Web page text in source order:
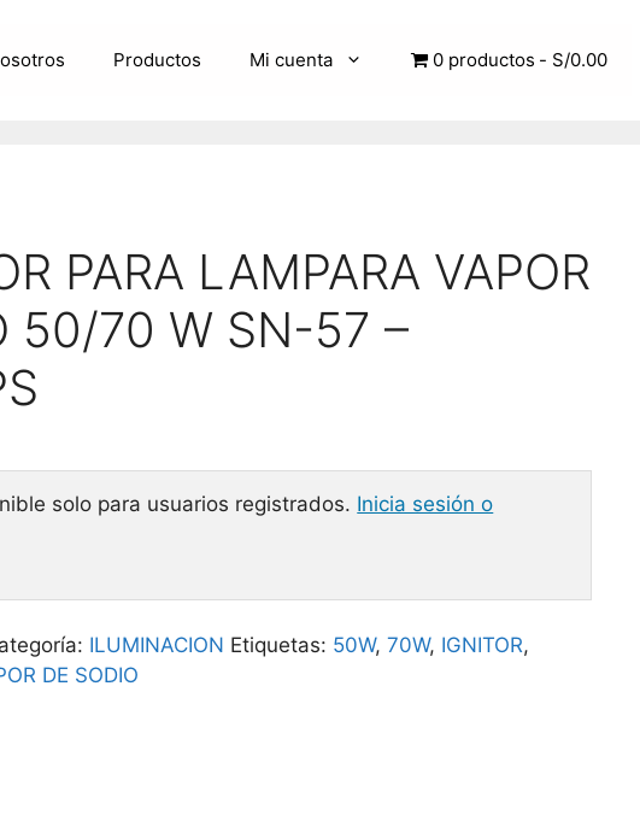
Productos Mi cuenta 0 productos S/0.00
PARA LAMPARA VAPOR
50/70 W SN-57 –
solo para usuarios registrados. Inicia sesión o
ILUMINACION Etiquetas: 50W,70W, IGNITOR,
DE SODIO